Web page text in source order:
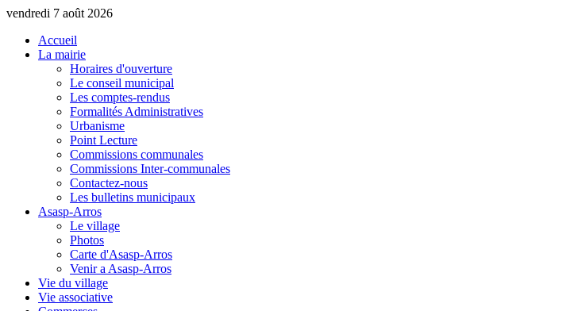
vendredi 7 août 2026
Accueil
La mairie
Horaires d'ouverture
Le conseil municipal
Les comptes-rendus
Formalités Administratives
Urbanisme
Point Lecture
Commissions communales
Commissions Inter-communales
Contactez-nous
Les bulletins municipaux
Asasp-Arros
Le village
Photos
Carte d'Asasp-Arros
Venir a Asasp-Arros
Vie du village
Vie associative